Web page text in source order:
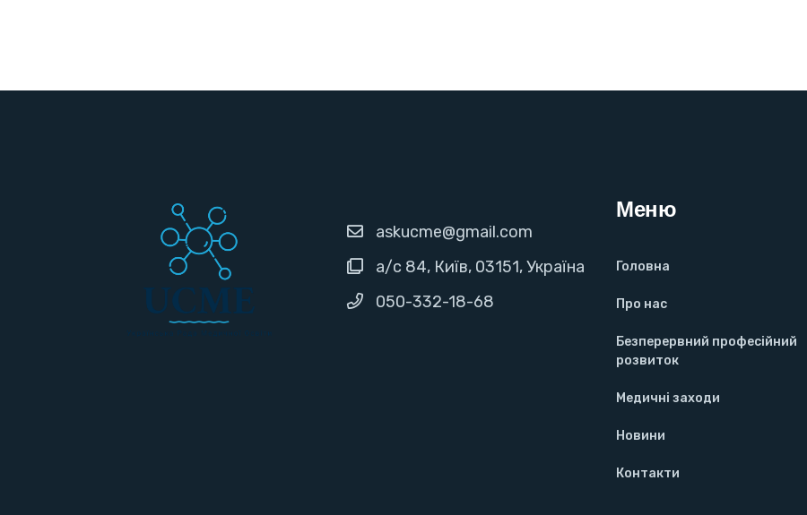
askucme@gmail.com
а/с 84, Київ, 03151, Україна
050-332-18-68
Меню
Головна
Про нас
Безперервний професійний
розвиток
Медичні заходи
Новини
Контакти